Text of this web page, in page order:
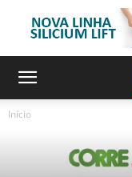
Início